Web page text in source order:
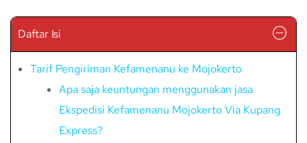
Daftar Isi
Tarif Pengiriman Kefamenanu ke Mojokerto
Apa saja keuntungan menggunakan jasa
Ekspedisi Kefamenanu Mojokerto Via Kupang
Express?